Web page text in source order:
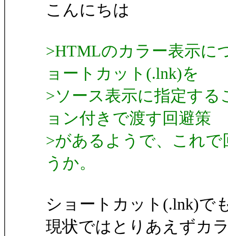
こんにちは
>HTMLのカラー表示に
ョートカット(.lnk)を
>ソース表示に指定する
ョン付きで渡す回避策
>があるようで、これ
うか。
ショートカット(.lnk)で
現状ではとりあえずカ